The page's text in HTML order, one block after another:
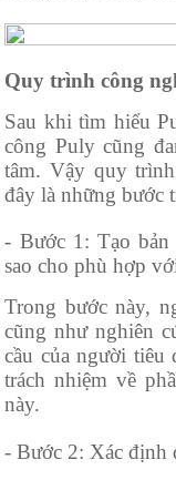
Quy trình công
Sau khi tìm hiểu
công Puly cũng
tâm. Vậy quy
đây là những bước
- Bước 1: Tạo
sao cho phù hợp
Trong bước này,
cũng như nghiên
cầu của người
trách nhiệm về
này.
- Bước 2: Xác định